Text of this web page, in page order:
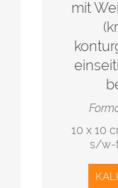
mit
10 x 10
s/w-